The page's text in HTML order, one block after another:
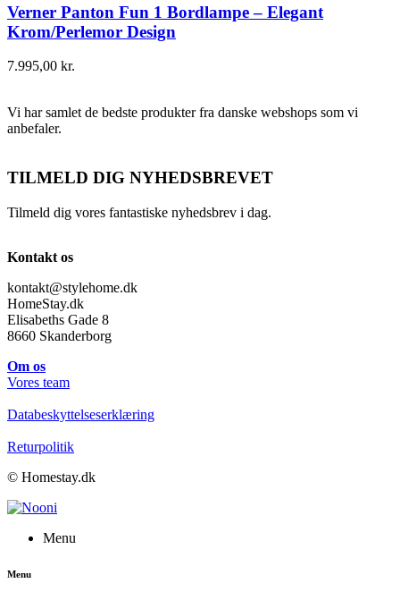
Verner Panton Fun 1 Bordlampe – Elegant
Krom/Perlemor Design
7.995,00 kr.
Vi har samlet de bedste produkter fra danske webshops som vi
anbefaler.
TILMELD DIG NYHEDSBREVET
Tilmeld dig vores fantastiske nyhedsbrev i dag.
Kontakt os
kontakt@stylehome.dk
HomeStay.dk
Elisabeths Gade 8
8660 Skanderborg
Om os
Vores team
Databeskyttelseserklæring
Returpolitik
© Homestay.dk
Menu
Menu